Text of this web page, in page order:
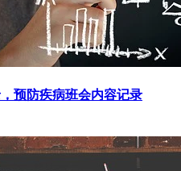
预防疾病班会内容记录